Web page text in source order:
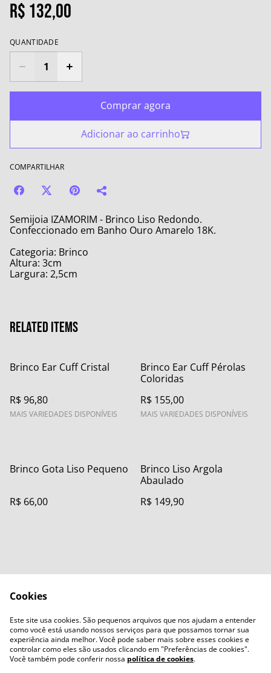
R$ 132,00
QUANTIDADE
Comprar agora
Adicionar ao carrinho
COMPARTILHAR
Semijoia IZAMORIM - Brinco Liso Redondo.
Confeccionado em Banho Ouro Amarelo 18K.
Categoria: Brinco
Altura: 3cm
Largura: 2,5cm
Related items
Brinco Ear Cuff Cristal
R$ 96,80
MAIS VARIEDADES DISPONÍVEIS
Brinco Ear Cuff Pérolas
Coloridas
R$ 155,00
MAIS VARIEDADES DISPONÍVEIS
Brinco Gota Liso Pequeno
R$ 66,00
Brinco Liso Argola
Abaulado
R$ 149,90
Contact Us
Legal Terms
Privacy Policy
Cookie Policy
Cookies
Este site usa cookies. São pequenos arquivos que nos ajudam a entender
como você está usando nossos serviços para que possamos tornar sua
experiência ainda melhor. Você pode saber mais sobre esses cookies e
controlar como eles são usados clicando em "Preferências de cookies".
Você também pode conferir nossa política de cookies.